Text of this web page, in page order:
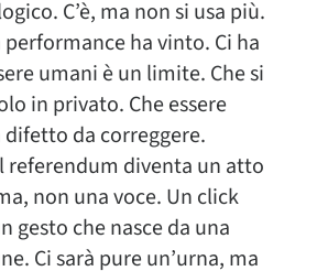
C’è, ma non si usa più.
ha vinto. Ci ha
umani è un limite. Che si
in privato. Che essere
da correggere.
referendum diventa un atto
non una voce. Un click
gesto che nasce da una
Ci sarà pure un’urna, ma